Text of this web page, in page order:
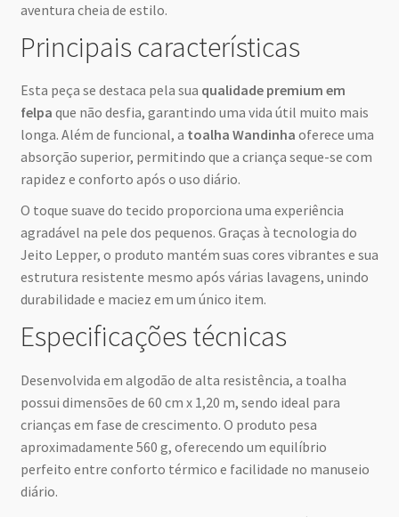
aventura cheia de estilo.
Principais características
Esta peça se destaca pela sua qualidade premium em
felpa que não desfia, garantindo uma vida útil muito mais
longa. Além de funcional, a toalha Wandinha oferece uma
absorção superior, permitindo que a criança seque-se com
rapidez e conforto após o uso diário.
O toque suave do tecido proporciona uma experiência
agradável na pele dos pequenos. Graças à tecnologia do
Jeito Lepper, o produto mantém suas cores vibrantes e sua
estrutura resistente mesmo após várias lavagens, unindo
durabilidade e maciez em um único item.
Especificações técnicas
Desenvolvida em algodão de alta resistência, a toalha
possui dimensões de 60 cm x 1,20 m, sendo ideal para
crianças em fase de crescimento. O produto pesa
aproximadamente 560 g, oferecendo um equilíbrio
perfeito entre conforto térmico e facilidade no manuseio
diário.